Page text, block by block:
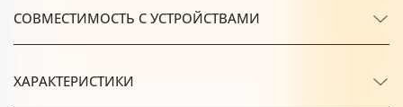
СОВМЕСТИМОСТЬ С УСТРОЙСТВАМИ
ХАРАКТЕРИСТИКИ